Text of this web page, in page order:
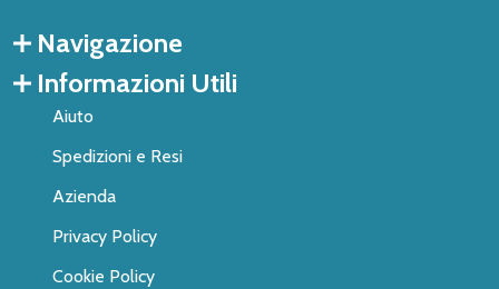
Navigazione
Informazioni Utili
Aiuto
Spedizioni e Resi
Azienda
Privacy Policy
Cookie Policy